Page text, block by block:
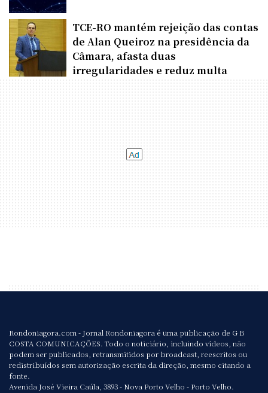
TCE-RO mantém rejeição das contas
de Alan Queiroz na presidência da
Câmara, afasta duas
irregularidades e reduz multa
Rondoniagora.com - Jornal Rondoniagora é uma publicação de G B
COSTA COMUNICAÇÕES. Todo o noticiário, incluindo vídeos, não
podem ser publicados, retransmitidos por broadcast, reescritos ou
redistribuídos sem autorização escrita da direção, mesmo citando a
fonte.
Avenida José Vieira Caúla, 3893 - Nova Porto Velho - Porto Velho.